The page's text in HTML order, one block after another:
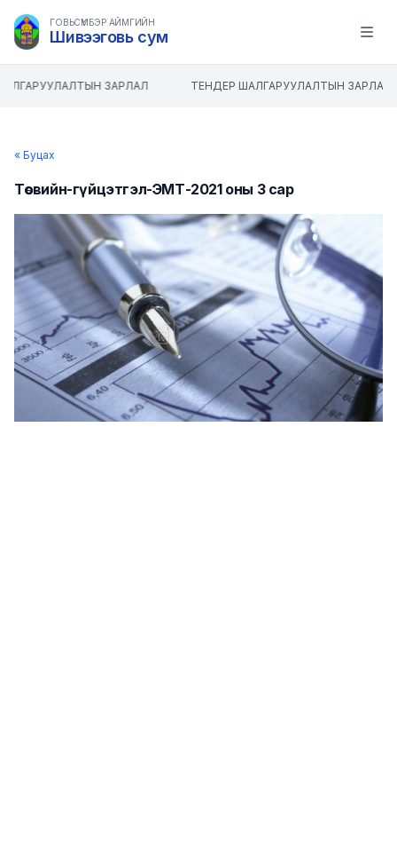
ГОВЬСҮМБЭР АЙМГИЙН
Шивээговь сум Open
ЗАРЛАЛ ТЕНДЕР ШАЛГАРУУЛАЛТЫН ЗАРЛАЛ
« Буцах
Төсвийн-гүйцэтгэл-ЭМТ-2021 оны 3 сар